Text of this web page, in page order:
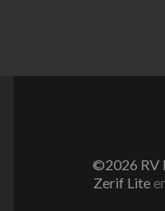
©2026 RV
Zerif Lite